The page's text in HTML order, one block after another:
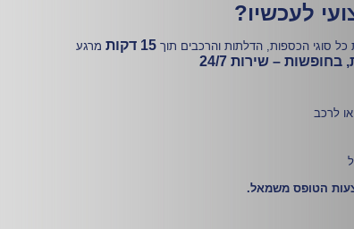
לעכשיו?
סוגי הכספות, הדלתות והרכבים תוך
מרגע
בחופשות – שירות 24/7
לרכב
הטופס משמאל.